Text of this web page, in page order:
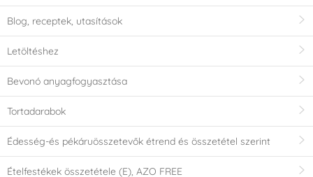
Blog, receptek, utasítások
Letöltéshez
Bevonó anyagfogyasztása
Tortadarabok
Édesség-és pékáruösszetevők étrend és összetétel szerint
Ételfestékek összetétele (E), AZO FREE